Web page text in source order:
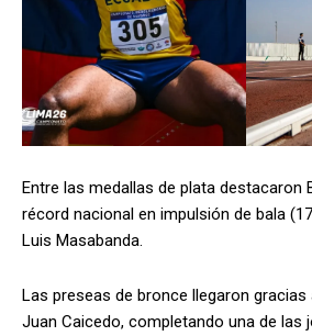
Entre las medallas de plata destacaron
récord nacional en impulsión de bala
Luis Masabanda.
Las preseas de bronce llegaron
Juan Caicedo, completando una de las